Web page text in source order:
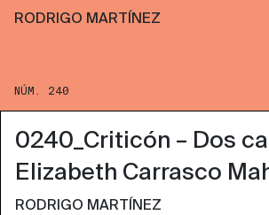
RODRIGO MARTÍNEZ
NÚM. 240
0240_Criticón – Dos
Elizabeth Carrasco
RODRIGO MARTÍNEZ